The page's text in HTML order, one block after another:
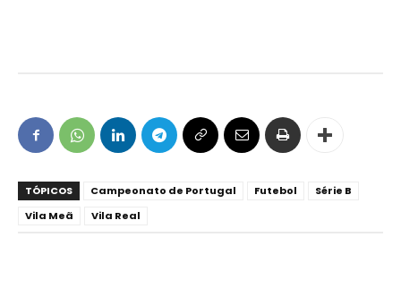
TÓPICOS Campeonato de Portugal Futebol
Série B
Vila Meã
Vila Real